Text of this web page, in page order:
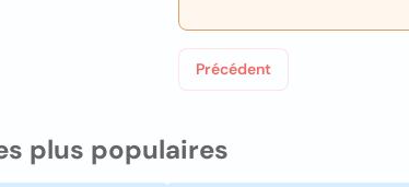
Précédent
plus populaires